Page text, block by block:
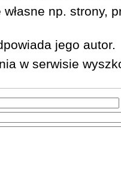
np. strony,
jego autor.
w serwisie